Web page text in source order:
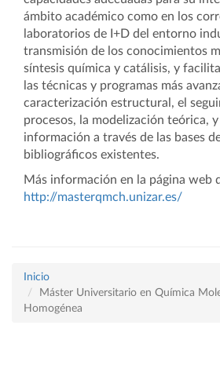
ámbito académico como en los
laboratorios de I+D del entorno
transmisión de los conocimientos
síntesis química y catálisis, y
las técnicas y programas más
caracterización estructural, el
procesos, la modelización teórica,
información a través de las bases
bibliográficos existentes.
Más información en la página web
http://masterqmch.unizar.es/
Inicio
Máster Universitario en Química
Homogénea